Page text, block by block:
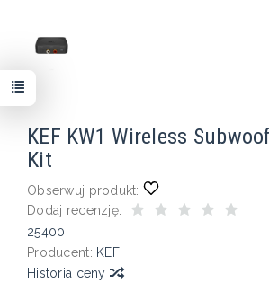
KEF KW1 Wireless
Kit
Obserwuj produkt:
Dodaj recenzję:
25400
Producent: KEF
Historia ceny